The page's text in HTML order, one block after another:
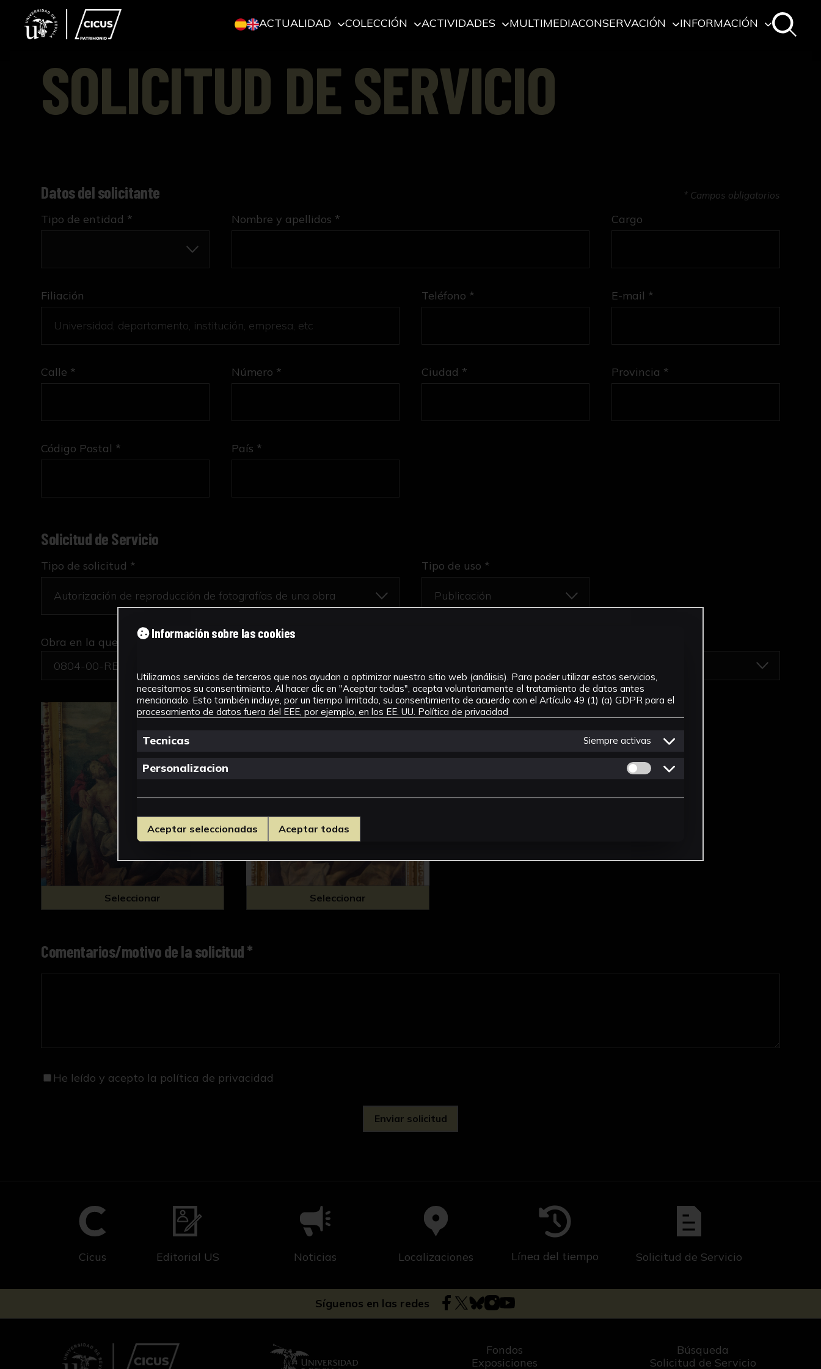
ACTUALIDAD COLECCIÓN ACTIVIDADES MULTIMEDIACONSERVACIÓN INFORMACIÓN
SOLICITUD DE SERVICIO
Datos del solicitante * Campos obligatorios
Tipo de entidad * Nombre y apellidos * Cargo
Filiación Teléfono * E-mail *
Calle * Número * Ciudad * Provincia *
Código Postal * País *
Solicitud de Servicio
Tipo de solicitud * Tipo de uso *
Obra en la que está interesado/a*
0804-00-REC-PINT/ La Quinta Angustia
Seleccionar Seleccionar
Comentarios/motivo de la solicitud *
He leído y acepto la política de privacidad
Cicus Editorial US Noticias Localizaciones Línea del tiempo Solicitud de Servicio
Síguenos en las redes
Fondos
Exposiciones
Búsqueda
Solicitud de Servicio
Información sobre las cookies
Utilizamos servicios de terceros que nos ayudan a optimizar nuestro sitio web (análisis). Para poder utilizar estos servicios,
necesitamos su consentimiento. Al hacer clic en "Aceptar todas", acepta voluntariamente el tratamiento de datos antes
mencionado. Esto también incluye, por un tiempo limitado, su consentimiento de acuerdo con el Artículo 49 (1) (a) GDPR para el
procesamiento de datos fuera del EEE, por ejemplo, en los EE. UU. Política de privacidad
Tecnicas Siempre activas
Personalizacion Permitir cookies de Personalizacion
Aceptar seleccionadas Aceptar todas